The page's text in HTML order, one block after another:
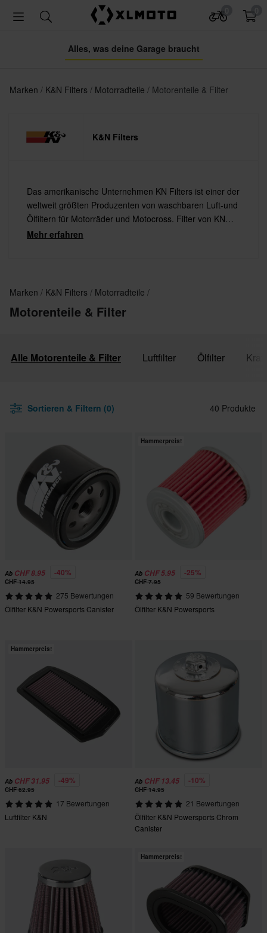
Alles, was deine Garage braucht
Marken K&N Filters Motorradteile Motorenteile & Filter
K&N Filters
Das amerikanische Unternehmen KN Filters ist einer der
weltweit größten Produzenten von waschbaren Luft-und
Ölfiltern für Motorräder und Motocross. Filter von KN
sind eine gute Investition, da sie dem Motorrad mehr
Mehr erfahren
Marken K&N Filters Motorradteile
Motorenteile & Filter
Alle Motorenteile & Filter Luftfilter Ölfilter
Sortieren & Filtern (0) 40 Produkte
Ab CHF 8.95 -40%
CHF 14.95
275 Bewertungen
Ölfilter K&N Powersports Canister
Hammerpreis!
Ab CHF 5.95 -25%
CHF 7.95
59 Bewertungen
Ölfilter K&N Powersports
Hammerpreis!
Ab CHF 31.95 -49%
CHF 62.95
17 Bewertungen
Luftfilter K&N
Ab CHF 13.45 -10%
CHF 14.95
21 Bewertungen
Ölfilter K&N Powersports Chrom
Canister
Hammerpreis!